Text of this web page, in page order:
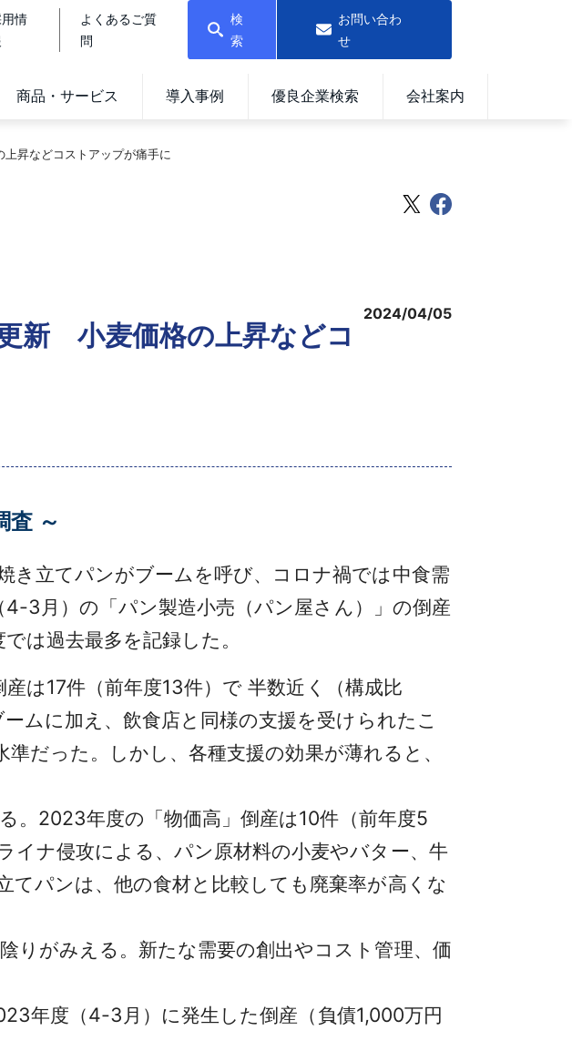
情
よくあるご質
問
検
索
お問い合わ
せ
商品・サービス 導入事例 優良企業検索 会社案内
昇などコストアップが痛手に
新 小麦価格の上昇などコ
2024/04/05
査 ～
立てパンがブームを呼び、コロナ禍では中食需
3月）の「パン製造小売（パン屋さん）」の倒産
は過去最多を記録した。
は17件（前年度13件）で 半数近く（構成比
ムに加え、飲食店と同様の支援を受けられたこ
だった。しかし、各種支援の効果が薄れると、
2023年度の「物価高」倒産は10件（前年度5
イナ侵攻による、パン原材料の小麦やバター、牛
てパンは、他の食材と比較しても廃棄率が高くな
りがみえる。新たな需要の創出やコスト管理、価
年度（4-3月）に発生した倒産（負債1,000万円